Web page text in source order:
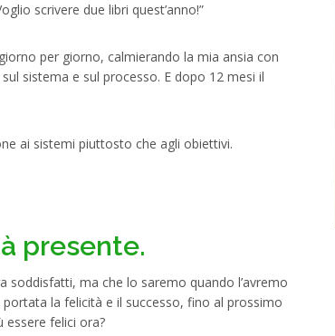
scrivere due libri quest’anno!”
per giorno, calmierando la mia ansia con
sistema e sul processo. E dopo 12 mesi il
ai sistemi piuttosto che agli obiettivi.
presente.
ma che lo saremo quando l’avremo
la felicità e il successo, fino al prossimo
essere felici ora?